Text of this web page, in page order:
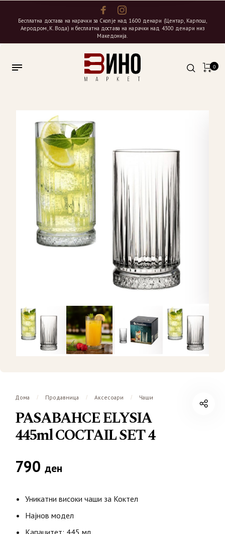
Бесплатна достава на нарачки за Скопје над 1600 денари (Центар, Карпош,
Аеродром, К. Вода) и бесплатна достава на нарачки над 4300 денари низ
Македонија.
0
Дома / Продавница / Аксесоари / Чаши
PASABAHCE ELYSIA
445ml COCTAIL SET 4
790 ден
Уникатни високи чаши за Коктел
Најнов модел